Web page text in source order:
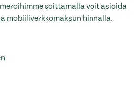
soittamalla voit asioida
mobiiliverkkomaksun hinnalla.